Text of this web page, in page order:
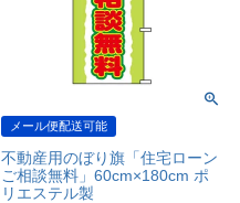
メール便配送可能
不動産用のぼり旗「住宅ローン
ご相談無料」60cm×180cm ポ
リエステル製